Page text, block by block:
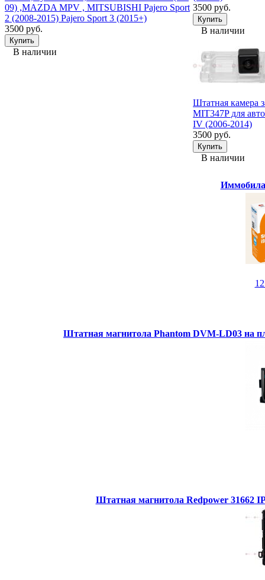
09) ,MAZDA MPV , MITSUBISHI Pajero Sport
2 (2008-2015) Pajero Sport 3 (2015+)
3500 руб.
В наличии
3500 руб.
В наличии
Штатная камера
MIT347P для
IV (2006-2014)
3500 руб.
В наличии
Штатная магнитола Phantom DVM-LD03 на
Штатная магнитола Redpower 31662